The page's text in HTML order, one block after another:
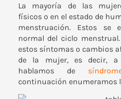
La mayoría de las
físicos o en el estado de
menstruación. Estos se
normal del ciclo
estos síntomas o cambios
de la mujer, es decir,
hablamos de
continuación enumeramos